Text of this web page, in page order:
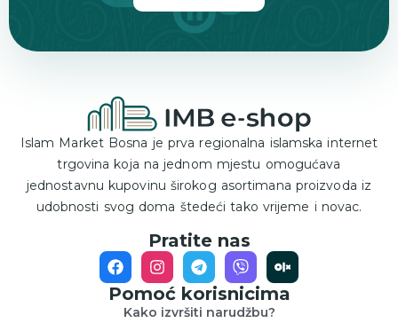
Islam Market Bosna je prva regionalna islamska internet
trgovina koja na jednom mjestu omogućava
jednostavnu kupovinu širokog asortimana proizvoda iz
udobnosti svog doma štedeći tako vrijeme i novac.
Pratite nas
Pomoć korisnicima
Kako izvršiti narudžbu?